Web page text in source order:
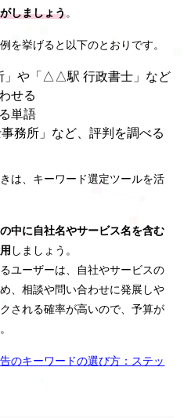
しましょう。
を挙げると以下のとおりです。
」や「△△駅 行政書士」など
せる
単語
務所」など、評判を調べる
は、キーワード選定ツールを活
中に自社名やサービス名を含む
しましょう。
ユーザーは、自社やサービスの
、相談や問い合わせに発展しや
される確率が高いので、予算が
のキーワードの選び方：ステッ